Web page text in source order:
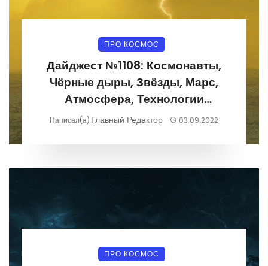
ПРО КОСМОС
Дайджест №1108: Космонавты,
Чёрные дыры, Звёзды, Марс,
Атмосфера, Технологии
29.08.2022-04.09.2022
Написал(а) Главный Редактор 03.09.2022
ПРО КОСМОС